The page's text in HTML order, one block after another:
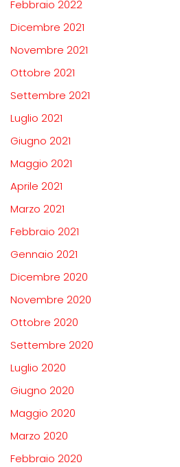
Febbraio 2022
Dicembre 2021
Novembre 2021
Ottobre 2021
Settembre 2021
Luglio 2021
Giugno 2021
Maggio 2021
Aprile 2021
Marzo 2021
Febbraio 2021
Gennaio 2021
Dicembre 2020
Novembre 2020
Ottobre 2020
Settembre 2020
Luglio 2020
Giugno 2020
Maggio 2020
Marzo 2020
Febbraio 2020